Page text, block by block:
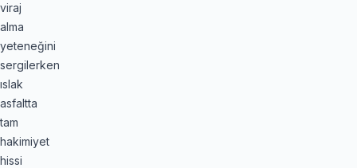
viraj
alma
yeteneğini
sergilerken
ıslak
asfaltta
tam
hakimiyet
hissi